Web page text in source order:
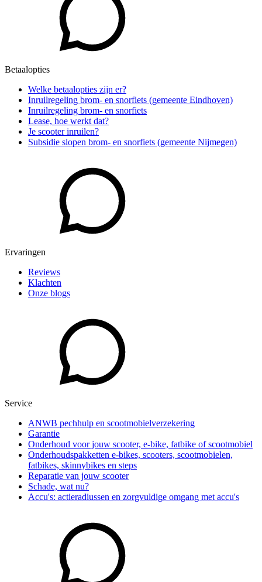
Betaalopties
Welke betaalopties zijn er?
Inruilregeling brom- en snorfiets (gemeente Eindhoven)
Inruilregeling brom- en snorfiets
Lease, hoe werkt dat?
Je scooter inruilen?
Subsidie slopen brom- en snorfiets (gemeente Nijmegen)
Ervaringen
Reviews
Klachten
Onze blogs
Service
ANWB pechhulp en scootmobielverzekering
Garantie
Onderhoud voor jouw scooter, e-bike, fatbike of scootmobiel
Onderhoudspakketten e-bikes, scooters, scootmobielen,
fatbikes, skinnybikes en steps
Reparatie van jouw scooter
Schade, wat nu?
Accu's: actieradiussen en zorgvuldige omgang met accu's